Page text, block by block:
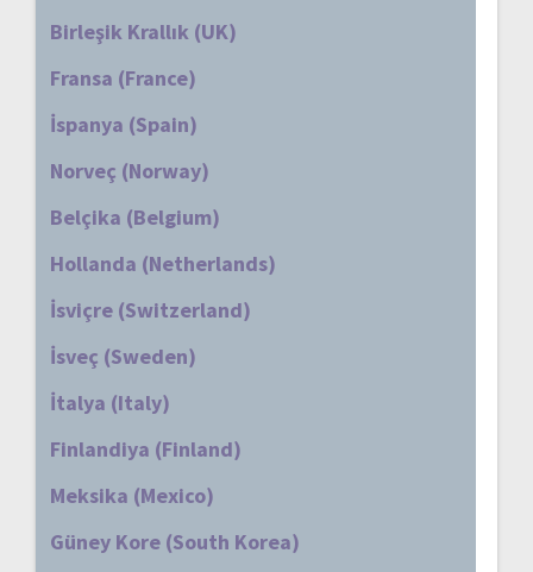
Birleşik Krallık (UK)
Fransa (France)
İspanya (Spain)
Norveç (Norway)
Belçika (Belgium)
Hollanda (Netherlands)
İsviçre (Switzerland)
İsveç (Sweden)
İtalya (Italy)
Finlandiya (Finland)
Meksika (Mexico)
Güney Kore (South Korea)